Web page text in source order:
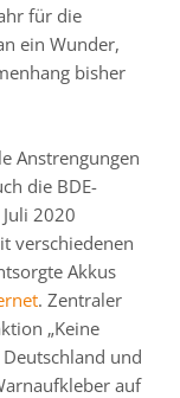
für die
ein Wunder,
bisher
Anstrengungen
die BDE-
2020
verschiedenen
Akkus
. Zentraler
„Keine
und
auf